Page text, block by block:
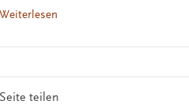
Weiterlesen
Seite teilen